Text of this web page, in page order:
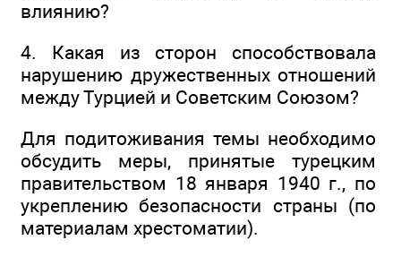
влиянию?
4. Какая из сторон способствовала
нарушению дружественных отношений
между Турцией и Советским Союзом?
Для подитоживания темы необходимо
обсудить меры, принятые турецким
правительством 18 января 1940 г., по
укреплению безопасности страны (по
материалам хрестоматии).